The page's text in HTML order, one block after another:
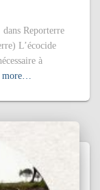
Reporterre
L’écocide
à
more…